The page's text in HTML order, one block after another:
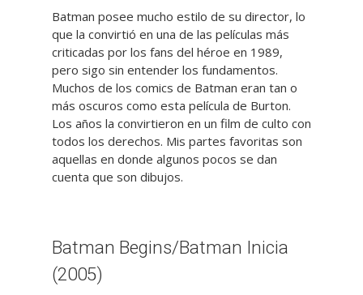
Batman posee mucho estilo de su director, lo
que la convirtió en una de las películas más
criticadas por los fans del héroe en 1989,
pero sigo sin entender los fundamentos.
Muchos de los comics de Batman eran tan o
más oscuros como esta película de Burton.
Los años la convirtieron en un film de culto con
todos los derechos. Mis partes favoritas son
aquellas en donde algunos pocos se dan
cuenta que son dibujos.
Batman Begins/Batman Inicia
(2005)